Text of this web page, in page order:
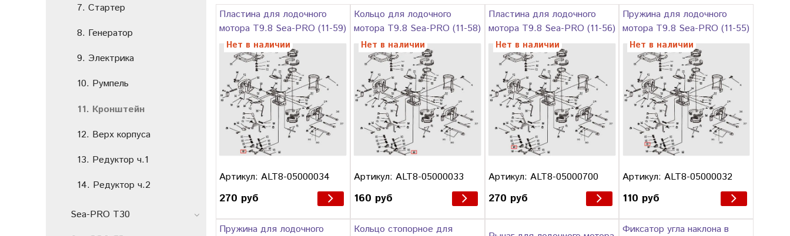
Пластина для лодочного
мотора T9.8 Sea-PRO (11-59)
Нет в наличии
Артикул: ALT8-05000034
270 руб
Кольцо для лодочного
мотора T9.8 Sea-PRO (11-58)
Нет в наличии
Артикул: ALT8-05000033
160 руб
Пластина для лодочного
мотора T9.8 Sea-PRO (11-56)
Нет в наличии
Артикул: ALT8-05000700
270 руб
Пружина для лодочного
мотора T9.8 Sea-PRO (11-55)
Нет в наличии
Артикул: ALT8-05000032
110 руб
Пружина для лодочного
Кольцо стопорное для
Фиксатор угла наклона в
7. Стартер
8. Генератор
9. Электрика
10. Румпель
11. Кронштейн
12. Верх корпуса
13. Редуктор ч.1
14. Редуктор ч.2
Sea-PRO T30